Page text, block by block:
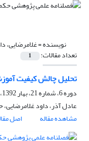
نویسنده =غلامرضایی،
تعداد مقالات: 1
تحلیل چالش کیفیت
دوره 6، شماره 21، بهار 1392، صفحه
عادل آذر، داود
مشاهده مقاله
اصل